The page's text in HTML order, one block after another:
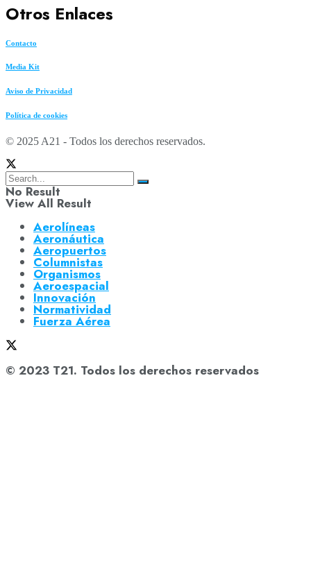
Otros Enlaces
Contacto
Media Kit
Aviso de Privacidad
Política de cookies
© 2025 A21 - Todos los derechos reservados.
No Result
View All Result
Aerolíneas
Aeronáutica
Aeropuertos
Columnistas
Organismos
Aeroespacial
Innovación
Normatividad
Fuerza Aérea
© 2023 T21. Todos los derechos reservados